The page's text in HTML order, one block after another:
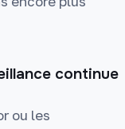
continue
ou les